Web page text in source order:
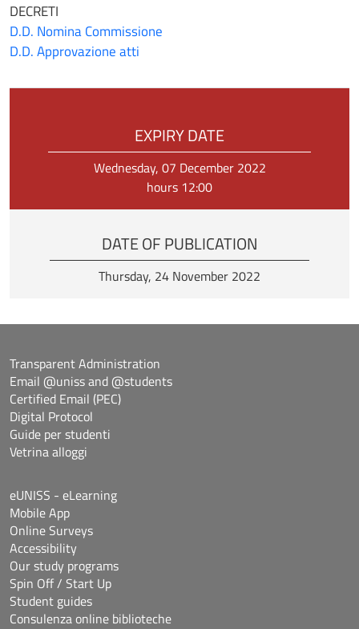
DECRETI
D.D. Nomina Commissione
D.D. Approvazione atti
EXPIRY DATE
Wednesday, 07 December 2022
hours 12:00
DATE OF PUBLICATION
Thursday, 24 November 2022
Transparent Administration
Email @uniss and @students
Certified Email (PEC)
Digital Protocol
Guide per studenti
Vetrina alloggi
eUNISS - eLearning
Mobile App
Online Surveys
Accessibility
Our study programs
Spin Off / Start Up
Student guides
Consulenza online biblioteche